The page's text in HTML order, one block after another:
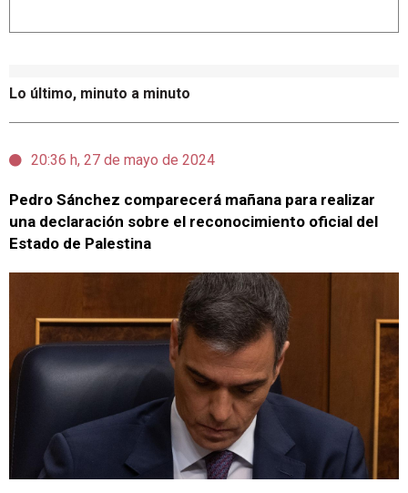
Lo último, minuto a minuto
20:36 h, 27 de mayo de 2024
Pedro Sánchez comparecerá mañana para realizar
una declaración sobre el reconocimiento oficial del
Estado de Palestina